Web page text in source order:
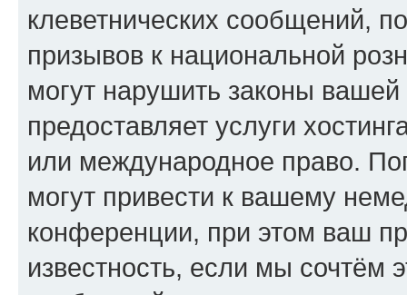
клеветнических сообщений,
призывов к национальной
могут нарушить законы
предоставляет услуги
или международное право.
могут привести к вашему
конференции, при этом ваш
известность, если мы сочтём